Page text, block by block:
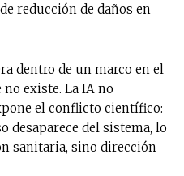
reducción de daños en
dentro de un marco en el
existe. La IA no
el conflicto científico:
desaparece del sistema, lo
sanitaria, sino dirección